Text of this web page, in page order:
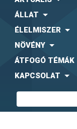
ÁLLAT
ÉLELMISZER
NÖVÉNY
ÁTFOGÓ TÉMÁK
KAPCSOLAT